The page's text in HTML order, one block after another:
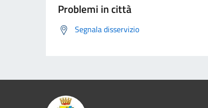
Problemi in città
Segnala disservizio